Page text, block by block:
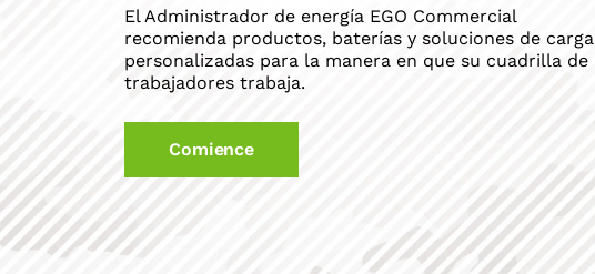
El Administrador de energía EGO Commercial
recomienda productos, baterías y soluciones de carga
personalizadas para la manera en que su cuadrilla de
trabajadores trabaja.
Comience